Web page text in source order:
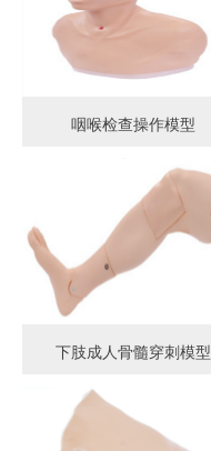
咽喉检查操作模型
下肢成人骨髓穿刺模型